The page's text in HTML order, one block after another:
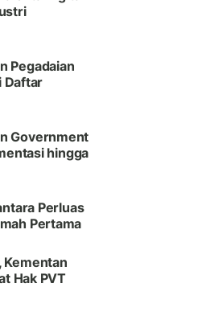
Pegadaian
Daftar
Government
hingga
Perluas
Pertama
Kementan
Hak PVT